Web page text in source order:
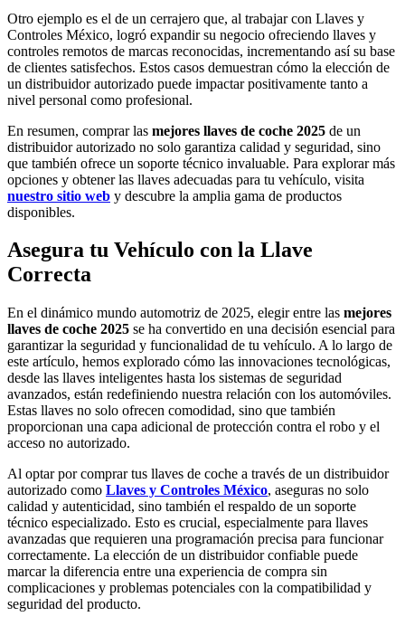
Otro ejemplo es el de un cerrajero que, al trabajar con Llaves y
Controles México, logró expandir su negocio ofreciendo llaves y
controles remotos de marcas reconocidas, incrementando así su base
de clientes satisfechos. Estos casos demuestran cómo la elección de
un distribuidor autorizado puede impactar positivamente tanto a
nivel personal como profesional.
En resumen, comprar las mejores llaves de coche 2025 de un
distribuidor autorizado no solo garantiza calidad y seguridad, sino
que también ofrece un soporte técnico invaluable. Para explorar más
opciones y obtener las llaves adecuadas para tu vehículo, visita
nuestro sitio web y descubre la amplia gama de productos
disponibles.
Asegura tu Vehículo con la Llave
Correcta
En el dinámico mundo automotriz de 2025, elegir entre las mejores
llaves de coche 2025 se ha convertido en una decisión esencial para
garantizar la seguridad y funcionalidad de tu vehículo. A lo largo de
este artículo, hemos explorado cómo las innovaciones tecnológicas,
desde las llaves inteligentes hasta los sistemas de seguridad
avanzados, están redefiniendo nuestra relación con los automóviles.
Estas llaves no solo ofrecen comodidad, sino que también
proporcionan una capa adicional de protección contra el robo y el
acceso no autorizado.
Al optar por comprar tus llaves de coche a través de un distribuidor
autorizado como Llaves y Controles México, aseguras no solo
calidad y autenticidad, sino también el respaldo de un soporte
técnico especializado. Esto es crucial, especialmente para llaves
avanzadas que requieren una programación precisa para funcionar
correctamente. La elección de un distribuidor confiable puede
marcar la diferencia entre una experiencia de compra sin
complicaciones y problemas potenciales con la compatibilidad y
seguridad del producto.